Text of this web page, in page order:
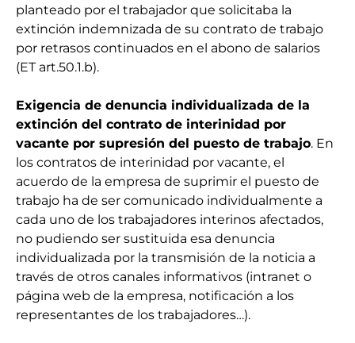
planteado por el trabajador que solicitaba la
extinción indemnizada de su contrato de trabajo
por retrasos continuados en el abono de salarios
(ET art.50.1.b).
Exigencia de denuncia individualizada de la
extinción del contrato de interinidad por
vacante por supresión del puesto de trabajo. En
los contratos de interinidad por vacante, el
acuerdo de la empresa de suprimir el puesto de
trabajo ha de ser comunicado individualmente a
cada uno de los trabajadores interinos afectados,
no pudiendo ser sustituida esa denuncia
individualizada por la transmisión de la noticia a
través de otros canales informativos (intranet o
página web de la empresa, notificación a los
representantes de los trabajadores…).